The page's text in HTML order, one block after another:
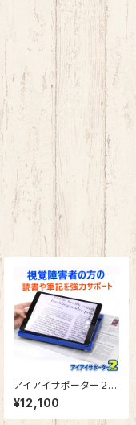
アイアイサポーター２
弱視サポート器具 拡大
鏡 280×200×30mm
折りたたみ 収納簡単 持
¥12,100